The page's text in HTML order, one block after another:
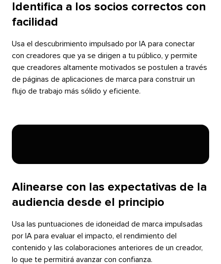
Identifica a los socios correctos con
facilidad​​
Usa el descubrimiento impulsado por IA para conectar
con creadores que ya se dirigen a tu público, y permite
que creadores altamente motivados se postulen a través
de páginas de aplicaciones de marca para construir un
flujo de trabajo más sólido y eficiente.​​
Alinearse con las expectativas de la
audiencia desde el principio​​
Usa las puntuaciones de idoneidad de marca impulsadas
por IA para evaluar el impacto, el rendimiento del
contenido y las colaboraciones anteriores de un creador,
lo que te permitirá avanzar con confianza.​​